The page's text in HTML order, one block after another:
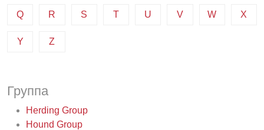
Q R S T U V W X
Y Z
Группа
Herding Group
Hound Group